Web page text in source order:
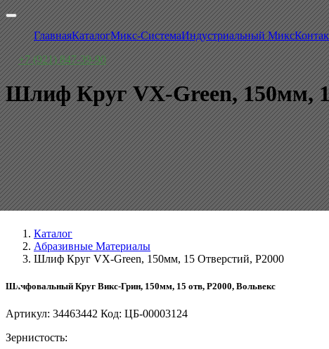
ГлавнаяКаталогМикс-СистемаИндустриальный Микс
+7 (921) 847-39-90
Шлиф Круг VX-Green, 150мм,
Каталог
Абразивные Материалы
Шлиф Круг VX-Green, 150мм, 15 Отверстий, P2000
Шлифовальный Круг Викс-Грин, 150мм, 15 отв, P2000, Вольвекс
Артикул: 34463442 Код: ЦБ-00003124
Зернистость: